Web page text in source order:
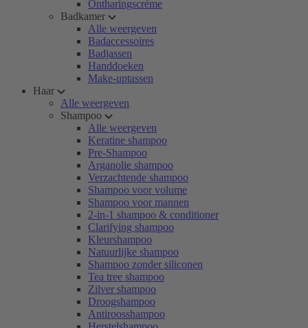
Ontharingscrème
Badkamer
Alle weergeven
Badaccessoires
Badjassen
Handdoeken
Make-uptassen
Haar
Alle weergeven
Shampoo
Alle weergeven
Keratine shampoo
Pre-Shampoo
Arganolie shampoo
Verzachtende shampoo
Shampoo voor volume
Shampoo voor mannen
2-in-1 shampoo & conditioner
Clarifying shampoo
Kleurshampoo
Natuurlijke shampoo
Shampoo zonder siliconen
Tea tree shampoo
Zilver shampoo
Droogshampoo
Antiroosshampoo